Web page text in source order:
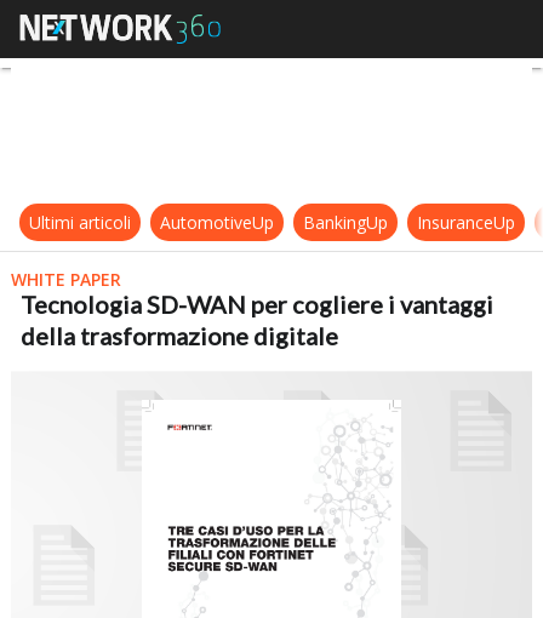
Tecnologia SD-WAN per cogliere
Ultimi articoli AutomotiveUp BankingUp InsuranceUp
WHITE PAPER
Tecnologia SD-WAN per cogliere i vantaggi
della trasformazione digitale